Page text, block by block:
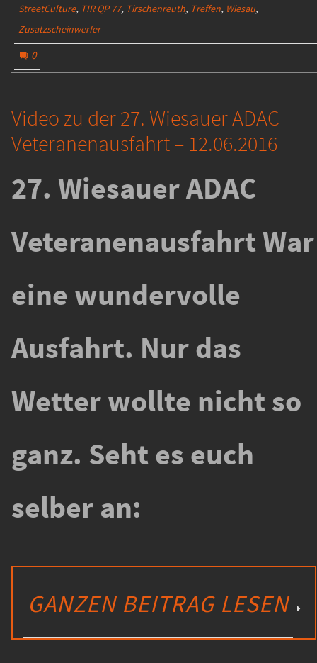
StreetCulture, TIR QP 77, Tirschenreuth, Treffen, Wiesau,
Zusatzscheinwerfer
0
Video zu der 27. Wiesauer ADAC
Veteranenausfahrt – 12.06.2016
27. Wiesauer ADAC
Veteranenausfahrt War
eine wundervolle
Ausfahrt. Nur das
Wetter wollte nicht so
ganz. Seht es euch
selber an:
GANZEN BEITRAG LESEN